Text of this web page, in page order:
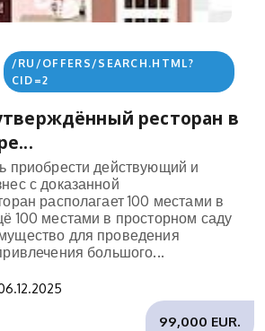
/RU/OFFERS/SEARCH.HTML?
CID=2
ресторан в
приобрести действующий и
с доказанной
располагает 100 местами в
100 местами в просторном саду
для проведения
большого...
99,000 EUR.